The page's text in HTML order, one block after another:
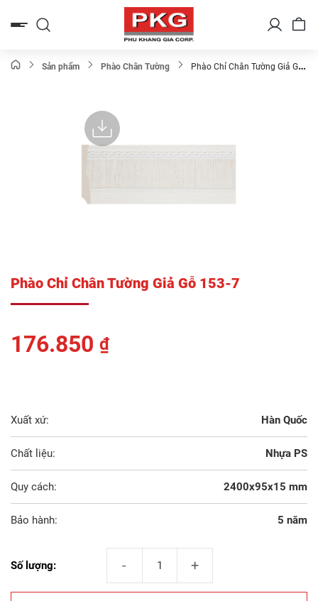
qua
Sản phẩm Phào Chân Tường
Phào Chỉ Chân Tường Giả Gỗ
Phào Chỉ Chân Tường Giả Gỗ 153-7
176.850 ₫
Xuất xứ: Hàn Quốc
Chất liệu: Nhựa PS
Quy cách: 2400x95x15 mm
Bảo hành: 5 năm
Số lượng: